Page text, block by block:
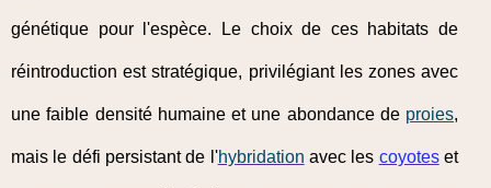
génétique pour l'espèce. Le choix de ces habitats de
réintroduction est stratégique, privilégiant les zones avec
une faible densité humaine et une abondance de proies,
mais le défi persistant de l'hybridation avec les coyoteset